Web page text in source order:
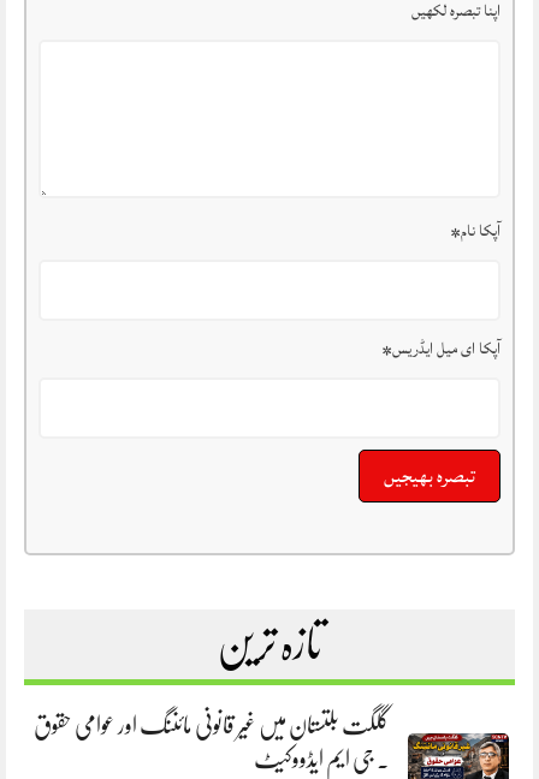
اپنا تبصرہ لکھیں
آپکا نام*
آپکا ای میل ایڈریس*
تازہ ترین
گلگت بلتستان میں غیر قانونی مائننگ اور عوامی حقوق
. جی ایم ایڈووکیٹ